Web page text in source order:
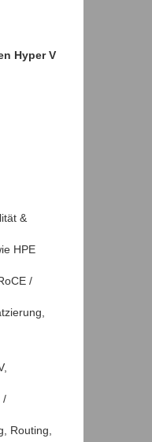
Hyper V
&
HPE
/
/
Routing,